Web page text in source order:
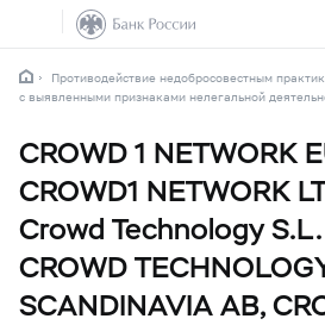
Противодействие недобросовестным
с выявленными признаками нелегальной
CROWD 1 NETWORK
CROWD1 NETWORK
Crowd Technology
CROWD
SCANDINAVIA AB,